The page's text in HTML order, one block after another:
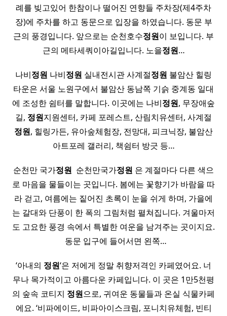
례를 빚고있어 한참이나 떨어진 연향들 주차장(제4주차
장)에 주차를 하고 동문으로 입장을 하였습니다. 동문 부
근의 풍경입니다. 앞으로는 순천호수정원이 보입니다. 부
근의 메타세쿼이아길입니다. 노을정원…
나비정원 나비정원 실내전시관 사계절정원 불암산 힐링
타운은 서울 노원구에서 불암산 동남쪽 기슭 중계동 일대
에 조성한 쉼터를 말합니다. 이곳에는 나비정원, 무장애숲
길, 정원지원센터, 카페 포레스트, 산림치유센터, 사계절
정원, 힐링가든, 유아숲체험장, 전망대, 피크닉장, 불암산
아트포레 갤러리, 책쉼터 방긋 등…
순천만 국가정원 ​ ​ 순천만국가정원 은 계절마다 다른 색으
로 마음을 물들이는 곳입니다. 봄에는 꽃향기가 바람을 따
라 걷고, 여름에는 짙어진 초록이 눈을 쉬게 하며, 가을에
는 갈대와 단풍이 한 폭의 그림처럼 펼쳐집니다. 겨울마저
도 고요한 풍경 속에서 특별한 여운을 남겨주는 곳이지요.
​ ​ 동문 입구에 들어서면 왼쪽…
‘아내의 정원‘은 저에게 정말 취향저격인 카페였어요. 너
무나 목가적이고 아름다운 카페입니다. 이 곳은 1만5천평
의 숲속 코티지 정원으로, 귀여운 동물들과 온실 식물카페
에요. ‘비파에이드, 비파아이스크림, 포니치유체험, 빈티